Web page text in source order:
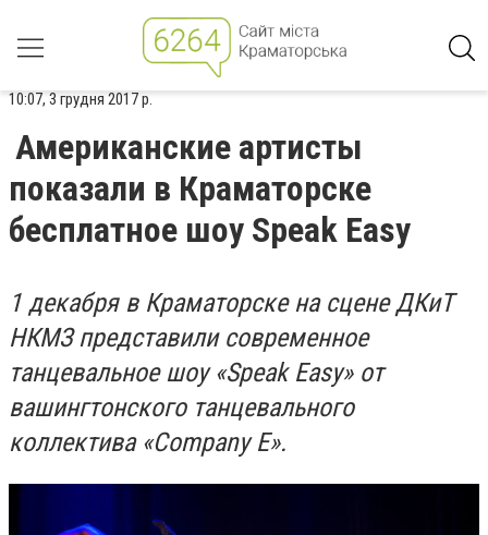
10:07, 3 грудня 2017 р.
Американские артисты
показали в Краматорске
бесплатное шоу Speak Easy
1 декабря в Краматорске на сцене ДКиТ
НКМЗ представили современное
танцевальное шоу «Speak Easy» от
вашингтонского танцевального
коллектива «Company E».